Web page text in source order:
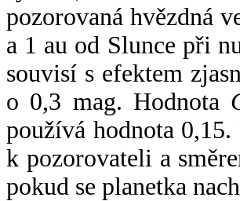
pozorovaná hvězdná
a 1 au od Slunce při
souvisí s efektem
o 0,3 mag. Hodnota
používá hodnota
k pozorovateli a
pokud se planetka